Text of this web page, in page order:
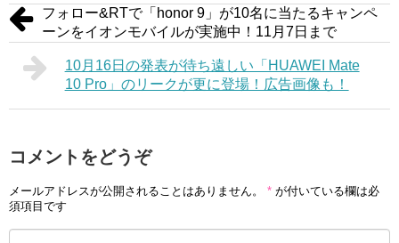
で購入可能に！
フォロー&RTで「honor 9」が10名に当たるキャンペ
ーンをイオンモバイルが実施中！11月7日まで
10月16日の発表が待ち遠しい「HUAWEI Mate
10 Pro」のリークが更に登場！広告画像も！
コメントをどうぞ
メールアドレスが公開されることはありません。 * が付いている欄は必
須項目です